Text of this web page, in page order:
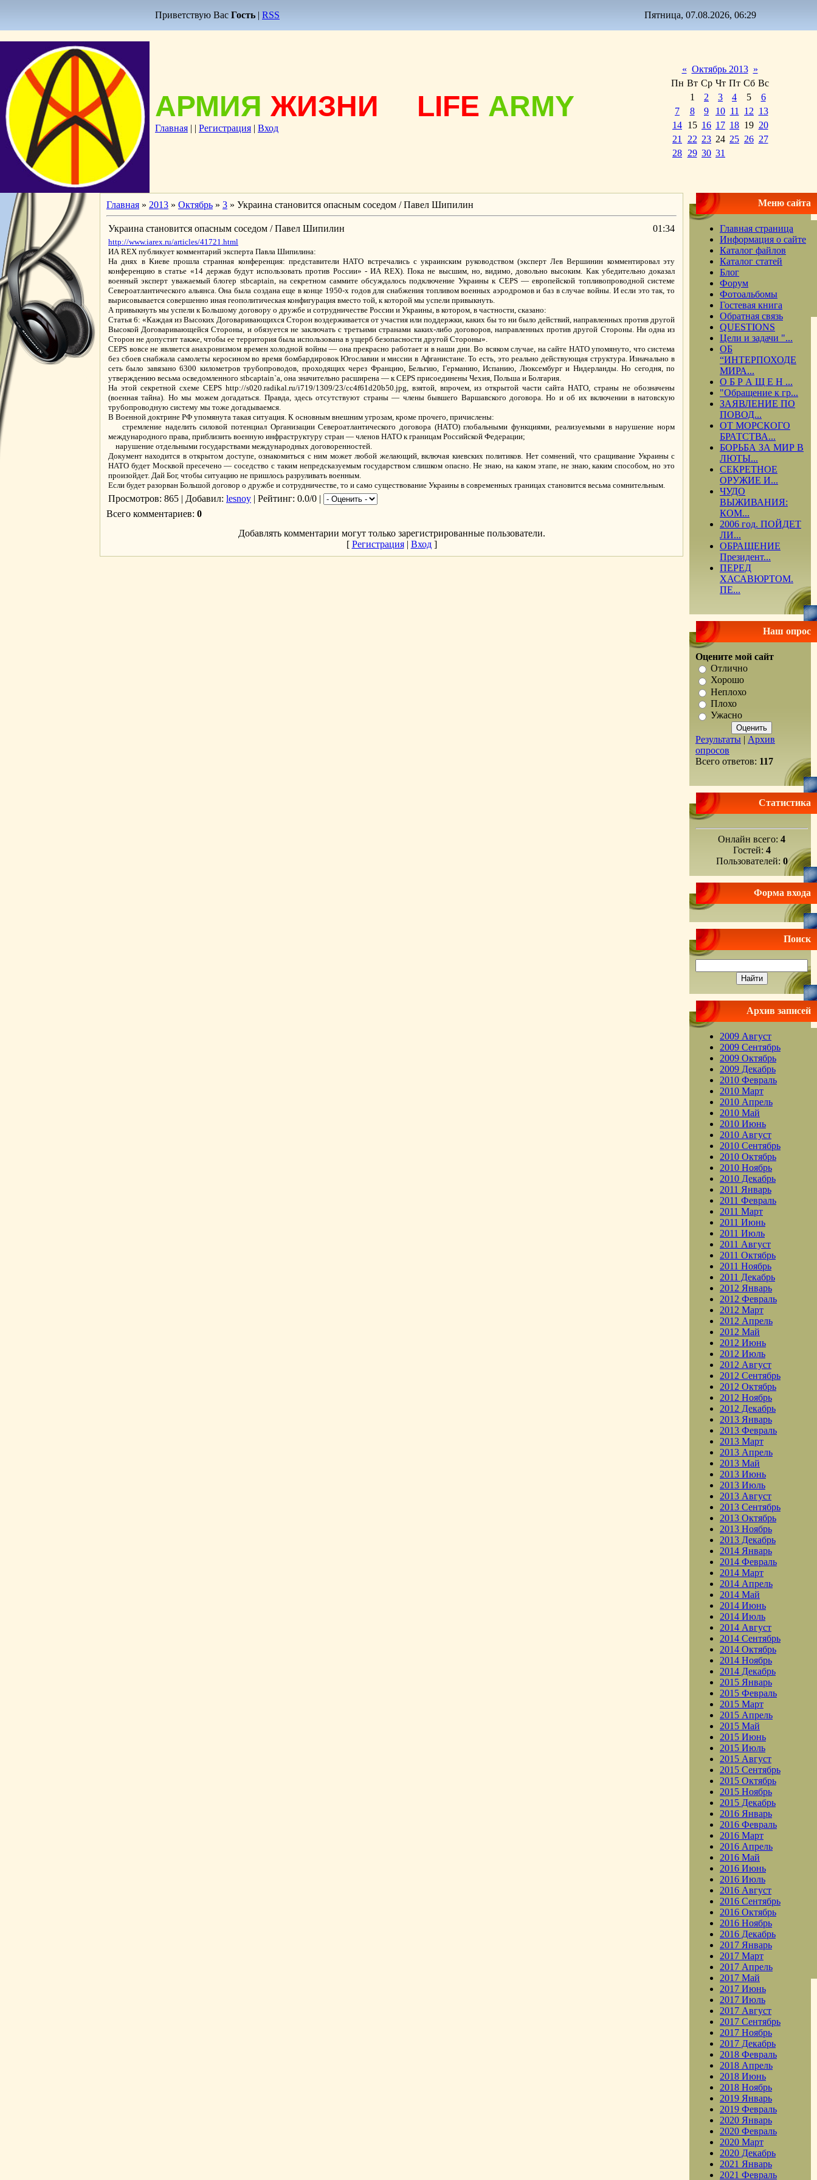
Приветствую Вас Гость | RSS Пятница, 07.08.2026, 06:29
АРМИЯ ЖИЗНИ LIFE ARMY
Главная | | Регистрация | Вход
« Октябрь 2013 »
Пн Вт Ср Чт Пт Сб Вс
1
2 3 4 5
6
7
8 9 10 11 12 13
14 15 16 17 18 19 20
21
22 23 24 25 26 27
28 29 30 31
Главная » 2013 » Октябрь » 3 » Украина становится опасным соседом / Павел Шипилин
Украина становится опасным соседом / Павел Шипилин 01:34
http://www.iarex.ru/articles/41721.html
ИА REX публикует комментарий эксперта Павла Шипилина:
На днях в Киеве прошла странная конференция: представители НАТО встречались с украинским руководством (эксперт Лев Вершинин комментировал эту
конференцию в статье «14 держав будут использовать против России» - ИА REX). Пока не высшим, но, видимо, довольно высоким. Как убедительно доказал
военный эксперт уважаемый блогер stbcaptain, на секретном саммите обсуждалось подключение Украины к CEPS — европейской топливопроводной системе
Североатлантического альянса. Она была создана еще в конце 1950-х годов для снабжения топливом военных аэродромов и баз в случае войны. И если это так, то
вырисовывается совершенно иная геополитическая конфигурация вместо той, к которой мы успели привыкнуть.
А привыкнуть мы успели к Большому договору о дружбе и сотрудничестве России и Украины, в котором, в частности, сказано:
Статья 6: «Каждая из Высоких Договаривающихся Сторон воздерживается от участия или поддержки, каких бы то ни было действий, направленных против другой
Высокой Договаривающейся Стороны, и обязуется не заключать с третьими странами каких-либо договоров, направленных против другой Стороны. Ни одна из
Сторон не допустит также, чтобы ее территория была использована в ущерб безопасности другой Стороны».
CEPS вовсе не является анахронизмом времен холодной войны — она прекрасно работает и в наши дни. Во всяком случае, на сайте НАТО упомянуто, что система
без сбоев снабжала самолеты керосином во время бомбардировок Югославии и миссии в Афганистане. То есть, это реально действующая структура. Изначально в
сеть было завязано 6300 километров трубопроводов, проходящих через Францию, Бельгию, Германию, Испанию, Люксембург и Нидерланды. Но сегодня, по
утверждению весьма осведомленного stbcaptain`а, она значительно расширена — к CEPS присоединены Чехия, Польша и Болгария.
На этой секретной схеме CEPS http://s020.radikal.ru/i719/1309/23/cc4f61d20b50.jpg, взятой, впрочем, из открытой части сайта НАТО, страны не обозначены
(военная тайна). Но мы можем догадаться. Правда, здесь отсутствуют страны — члены бывшего Варшавского договора. Но и об их включении в натовскую
трубопроводную систему мы тоже догадываемся.
В Военной доктрине РФ упомянута такая ситуация. К основным внешним угрозам, кроме прочего, причислены:
стремление наделить силовой потенциал Организации Североатлантического договора (НАТО) глобальными функциями, реализуемыми в нарушение норм
международного права, приблизить военную инфраструктуру стран — членов НАТО к границам Российской Федерации;
нарушение отдельными государствами международных договоренностей.
Документ находится в открытом доступе, ознакомиться с ним может любой желающий, включая киевских политиков. Нет сомнений, что сращивание Украины с
НАТО будет Москвой пресечено — соседство с таким непредсказуемым государством слишком опасно. Не знаю, на каком этапе, не знаю, каким способом, но это
произойдет. Дай Бог, чтобы ситуацию не пришлось разруливать военным.
Если будет разорван Большой договор о дружбе и сотрудничестве, то и само существование Украины в современных границах становится весьма сомнительным.
Просмотров: 865 | Добавил: lesnoy | Рейтинг: 0.0/0 |
Всего комментариев: 0
Добавлять комментарии могут только зарегистрированные пользователи.
[ Регистрация| Вход]
Меню сайта
Главная страница
Информация о сайте
Каталог файлов
Каталог статей
Блог
Форум
Фотоальбомы
Гостевая книга
Обратная связь
QUESTIONS
Цели и задачи "...
ОБ
“ИНТЕРПОХОДЕ
МИРА...
О Б Р А Щ Е Н ...
"Обращение к гр...
ЗАЯВЛЕНИЕ ПО
ПОВОД...
ОТ МОРСКОГО
БРАТСТВА...
БОРЬБА ЗА МИР В
ЛЮТЫ...
СЕКРЕТНОЕ
ОРУЖИЕ И...
ЧУДО
ВЫЖИВАНИЯ:
КОМ...
2006 год. ПОЙДЕТ
ЛИ...
ОБРАЩЕНИЕ
Президент...
ПЕРЕД
ХАСАВЮРТОМ.
ПЕ...
Наш опрос
Оцените мой сайт
Отлично
Хорошо
Неплохо
Плохо
Ужасно
Результаты | Архив
опросов
Всего ответов: 117
Статистика
Онлайн всего: 4
Гостей: 4
Пользователей: 0
Форма входа
Поиск
Архив записей
2009 Август
2009 Сентябрь
2009 Октябрь
2009 Декабрь
2010 Февраль
2010 Март
2010 Апрель
2010 Май
2010 Июнь
2010 Август
2010 Сентябрь
2010 Октябрь
2010 Ноябрь
2010 Декабрь
2011 Январь
2011 Февраль
2011 Март
2011 Июнь
2011 Июль
2011 Август
2011 Октябрь
2011 Ноябрь
2011 Декабрь
2012 Январь
2012 Февраль
2012 Март
2012 Апрель
2012 Май
2012 Июнь
2012 Июль
2012 Август
2012 Сентябрь
2012 Октябрь
2012 Ноябрь
2012 Декабрь
2013 Январь
2013 Февраль
2013 Март
2013 Апрель
2013 Май
2013 Июнь
2013 Июль
2013 Август
2013 Сентябрь
2013 Октябрь
2013 Ноябрь
2013 Декабрь
2014 Январь
2014 Февраль
2014 Март
2014 Апрель
2014 Май
2014 Июнь
2014 Июль
2014 Август
2014 Сентябрь
2014 Октябрь
2014 Ноябрь
2014 Декабрь
2015 Январь
2015 Февраль
2015 Март
2015 Апрель
2015 Май
2015 Июнь
2015 Июль
2015 Август
2015 Сентябрь
2015 Октябрь
2015 Ноябрь
2015 Декабрь
2016 Январь
2016 Февраль
2016 Март
2016 Апрель
2016 Май
2016 Июнь
2016 Июль
2016 Август
2016 Сентябрь
2016 Октябрь
2016 Ноябрь
2016 Декабрь
2017 Январь
2017 Март
2017 Апрель
2017 Май
2017 Июнь
2017 Июль
2017 Август
2017 Сентябрь
2017 Ноябрь
2017 Декабрь
2018 Февраль
2018 Апрель
2018 Июнь
2018 Ноябрь
2019 Январь
2019 Февраль
2020 Январь
2020 Февраль
2020 Март
2020 Декабрь
2021 Январь
2021 Февраль